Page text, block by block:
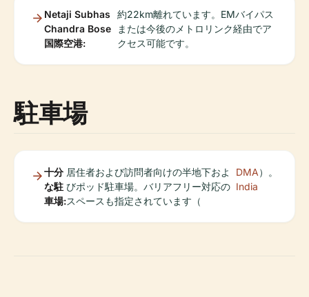
Netaji Subhas
Chandra Bose
国際空港:
約22km離れています。EMバイパス
または今後のメトロリンク経由でア
クセス可能です。
駐車場
十分
な駐
車場:
居住者および訪問者向けの半地下およ
びポッド駐車場。バリアフリー対応の
スペースも指定されています（
DMA
India
）。